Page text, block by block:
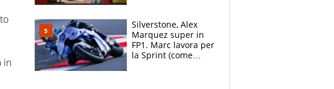
in
l'alleanza con
Donnarumma
Silverstone, Alex
Marquez super in
FP1. Marc lavora per
la Sprint (come